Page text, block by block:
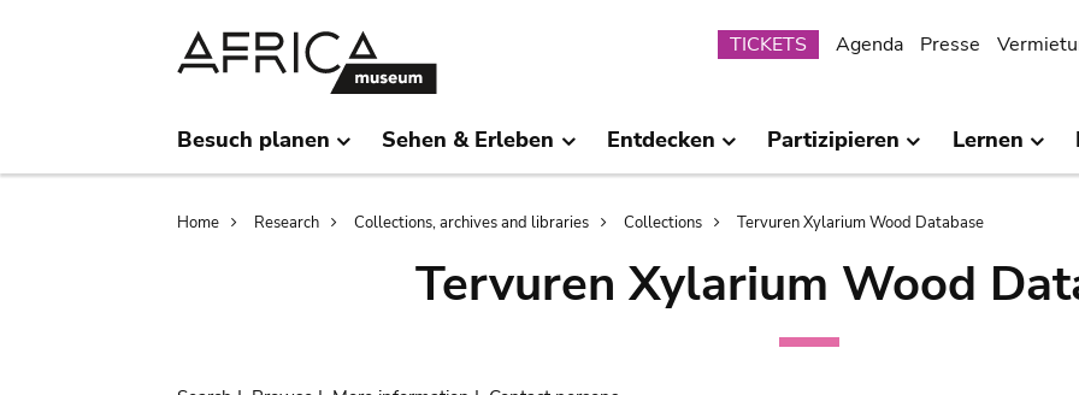
Submenu
TICKETS Agenda Presse
Besuch planen Sehen & Erleben Entdecken Partizipieren Lernen
Breadcrumb
Home Research Collections, archives and libraries Collections Tervuren Xylarium Wood Database
Tervuren Xylarium Wood